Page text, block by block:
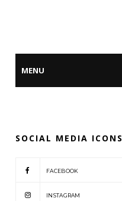
SOCIAL MEDIA ICONS
FACEBOOK
INSTAGRAM